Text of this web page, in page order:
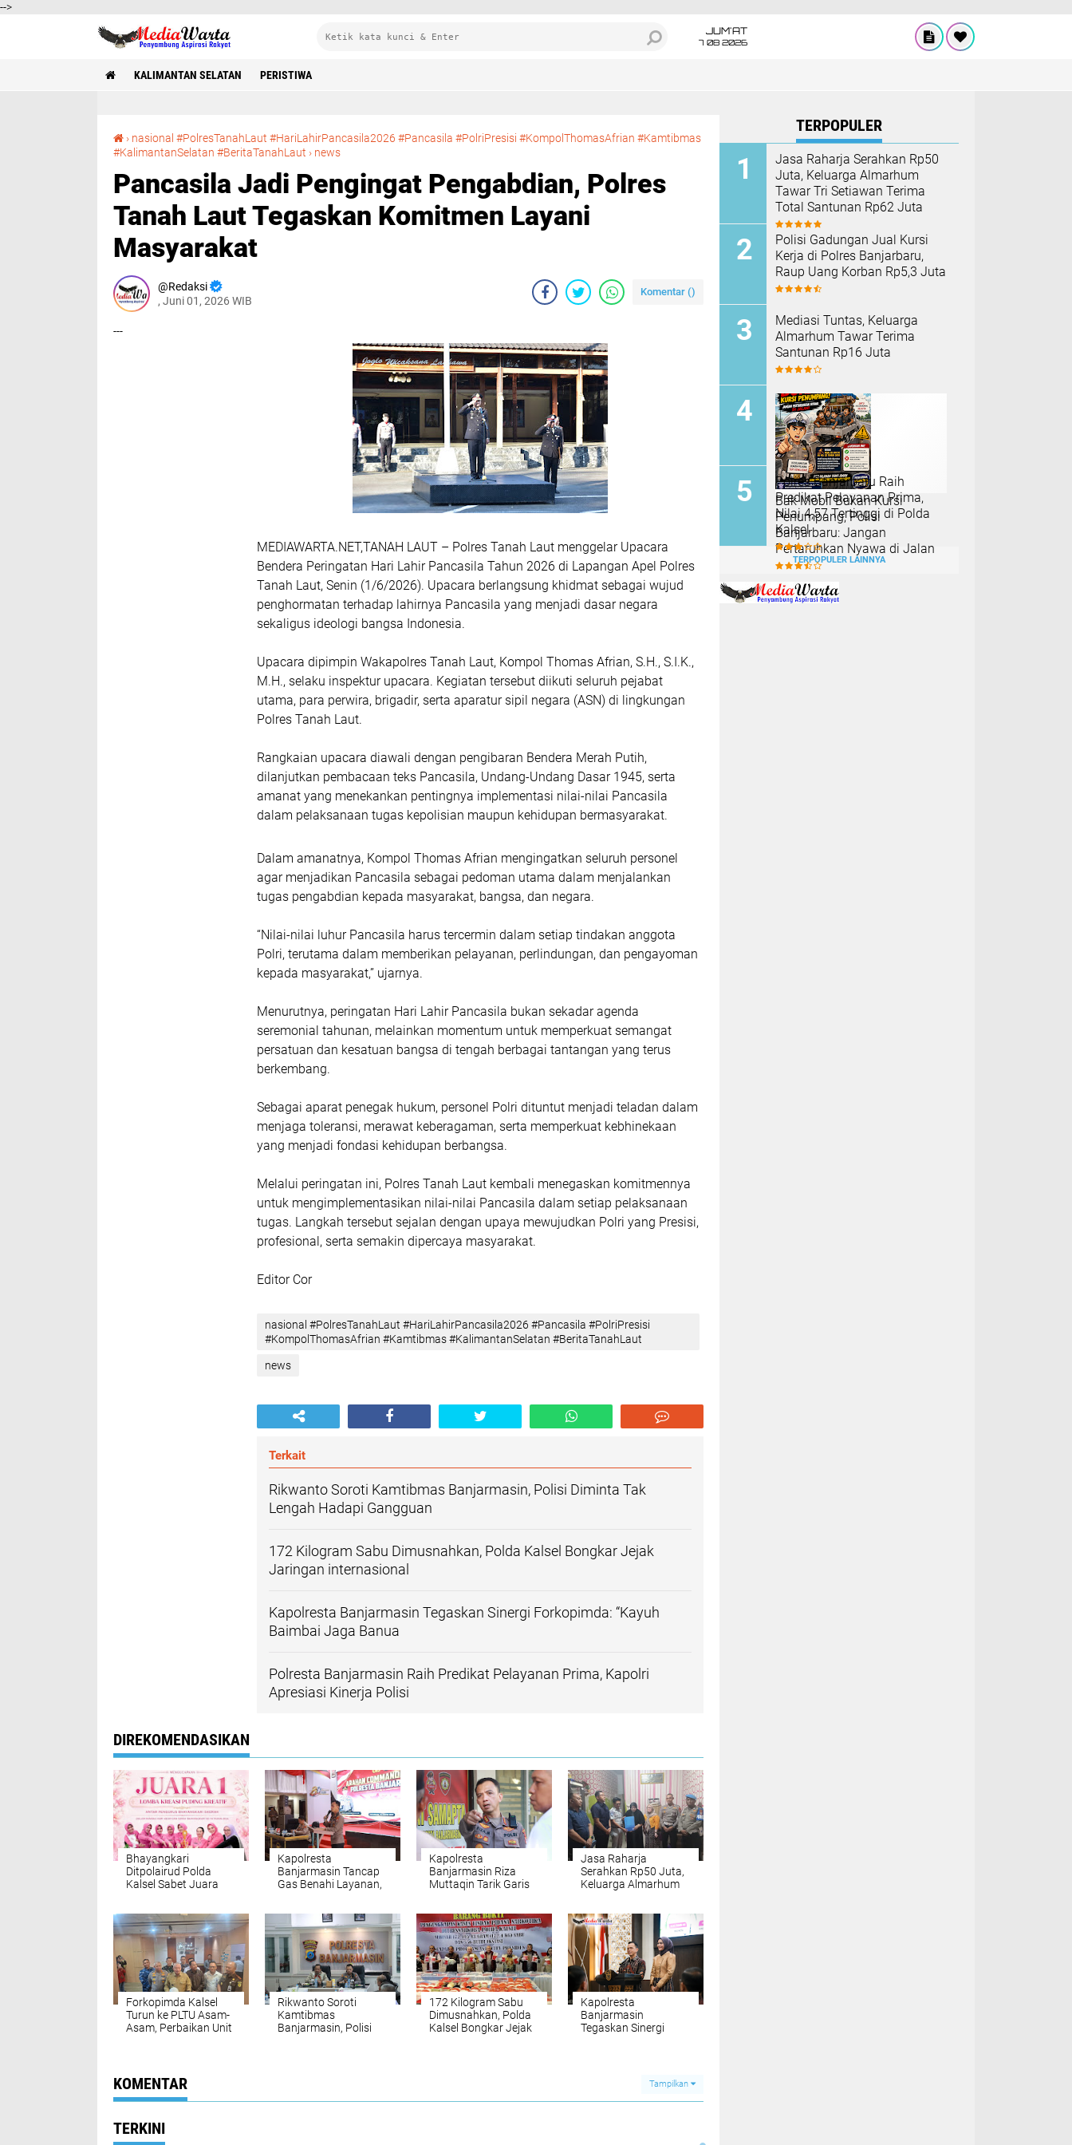
-->
JUM'AT
7 08 2026
KALIMANTAN SELATAN PERISTIWA
› nasional #PolresTanahLaut #HariLahirPancasila2026 #Pancasila #PolriPresisi #KompolThomasAfrian #Kamtibmas
#KalimantanSelatan #BeritaTanahLaut › news
Pancasila Jadi Pengingat Pengabdian, Polres
Tanah Laut Tegaskan Komitmen Layani
Masyarakat
Redaksi
, Juni 01, 2026 WIB
Komentar ()
---
MEDIAWARTA.NET,TANAH LAUT – Polres Tanah Laut menggelar Upacara
Bendera Peringatan Hari Lahir Pancasila Tahun 2026 di Lapangan Apel Polres
Tanah Laut, Senin (1/6/2026). Upacara berlangsung khidmat sebagai wujud
penghormatan terhadap lahirnya Pancasila yang menjadi dasar negara
sekaligus ideologi bangsa Indonesia.
Upacara dipimpin Wakapolres Tanah Laut, Kompol Thomas Afrian, S.H., S.I.K.,
M.H., selaku inspektur upacara. Kegiatan tersebut diikuti seluruh pejabat
utama, para perwira, brigadir, serta aparatur sipil negara (ASN) di lingkungan
Polres Tanah Laut.
Rangkaian upacara diawali dengan pengibaran Bendera Merah Putih,
dilanjutkan pembacaan teks Pancasila, Undang-Undang Dasar 1945, serta
amanat yang menekankan pentingnya implementasi nilai-nilai Pancasila
dalam pelaksanaan tugas kepolisian maupun kehidupan bermasyarakat.
Dalam amanatnya, Kompol Thomas Afrian mengingatkan seluruh personel
agar menjadikan Pancasila sebagai pedoman utama dalam menjalankan
tugas pengabdian kepada masyarakat, bangsa, dan negara.
“Nilai-nilai luhur Pancasila harus tercermin dalam setiap tindakan anggota
Polri, terutama dalam memberikan pelayanan, perlindungan, dan pengayoman
kepada masyarakat,” ujarnya.
Menurutnya, peringatan Hari Lahir Pancasila bukan sekadar agenda
seremonial tahunan, melainkan momentum untuk memperkuat semangat
persatuan dan kesatuan bangsa di tengah berbagai tantangan yang terus
berkembang.
Sebagai aparat penegak hukum, personel Polri dituntut menjadi teladan dalam
menjaga toleransi, merawat keberagaman, serta memperkuat kebhinekaan
yang menjadi fondasi kehidupan berbangsa.
Melalui peringatan ini, Polres Tanah Laut kembali menegaskan komitmennya
untuk mengimplementasikan nilai-nilai Pancasila dalam setiap pelaksanaan
tugas. Langkah tersebut sejalan dengan upaya mewujudkan Polri yang Presisi,
profesional, serta semakin dipercaya masyarakat.
Editor Cor
nasional #PolresTanahLaut #HariLahirPancasila2026 #Pancasila #PolriPresisi
#KompolThomasAfrian #Kamtibmas #KalimantanSelatan #BeritaTanahLaut
news
Terkait
Rikwanto Soroti Kamtibmas Banjarmasin, Polisi Diminta Tak
Lengah Hadapi Gangguan
172 Kilogram Sabu Dimusnahkan, Polda Kalsel Bongkar Jejak
Jaringan internasional
Kapolresta Banjarmasin Tegaskan Sinergi Forkopimda: “Kayuh
Baimbai Jaga Banua
Polresta Banjarmasin Raih Predikat Pelayanan Prima, Kapolri
Apresiasi Kinerja Polisi
DIREKOMENDASIKAN
Bhayangkari
Ditpolairud Polda
Kalsel Sabet Juara
Kapolresta
Banjarmasin Tancap
Gas Benahi Layanan,
Kapolresta
Banjarmasin Riza
Muttaqin Tarik Garis
Nyambung dari Pusat
hingga Wilayah
Jasa Raharja
Serahkan Rp50 Juta,
Keluarga Almarhum
Santunan Rp62 Juta
Forkopimda Kalsel
Turun ke PLTU Asam-
Asam, Perbaikan Unit
Rikwanto Soroti
Kamtibmas
Banjarmasin, Polisi
172 Kilogram Sabu
Dimusnahkan, Polda
Kalsel Bongkar Jejak
Kapolresta
Banjarmasin
Tegaskan Sinergi
KOMENTAR Tampilkan
TERKINI
TERPOPULER
Jasa Raharja Serahkan Rp50
Juta, Keluarga Almarhum
Tawar Tri Setiawan Terima
Total Santunan Rp62 Juta
Polisi Gadungan Jual Kursi
Kerja di Polres Banjarbaru,
Raup Uang Korban Rp5,3 Juta
Mediasi Tuntas, Keluarga
Almarhum Tawar Terima
Santunan Rp16 Juta
Bak Mobil Bukan Kursi
Penumpang, Polisi
Banjarbaru: Jangan
Pertaruhkan Nyawa di Jalan
Polres Banjarbaru Raih
Predikat Pelayanan Prima,
Nilai 4,57 Tertinggi di Polda
Kalsel
TERPOPULER LAINNYA